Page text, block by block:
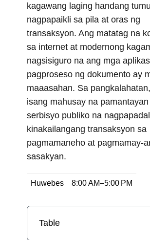
kagawang laging handang
nagpapaikli sa pila at oras ng
transaksyon. Ang matatag na
sa internet at modernong
nagsisiguro na ang mga
pagproseso ng dokumento ay
maaasahan. Sa
isang mahusay na pamantayan
serbisyo publiko na
kinakailangang transaksyon sa
pagmamaneho at pagmamay-
sasakyan.
Huwebes 8:00 AM–5:00 PM
Table